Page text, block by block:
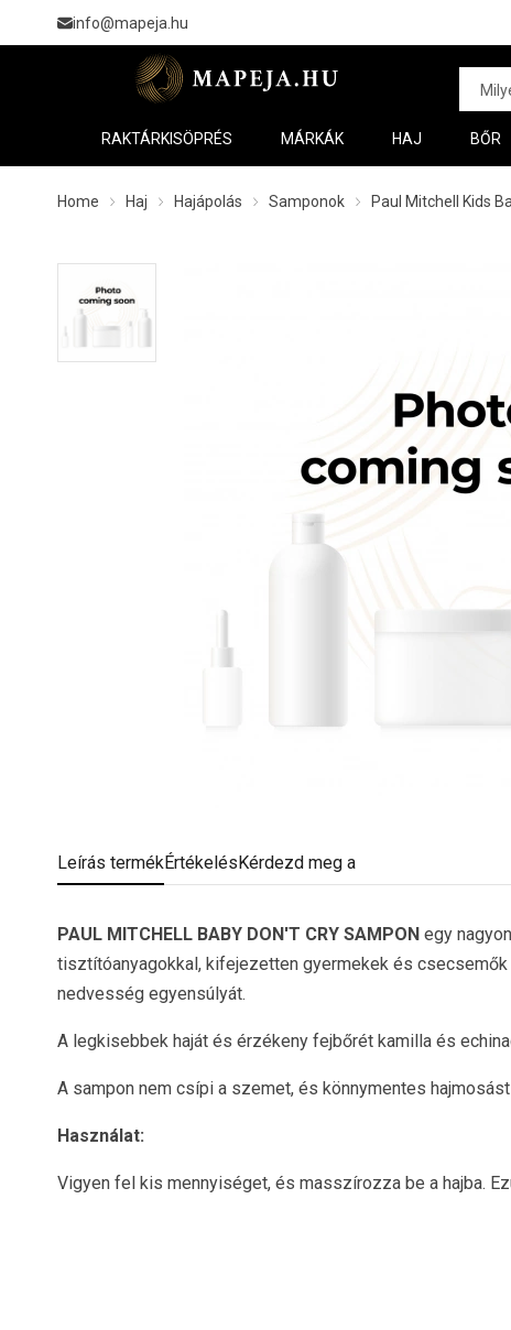
info@mapeja.hu
RAKTÁRKISÖPRÉS MÁRKÁK HAJ BŐR
Home Haj Hajápolás Samponok Paul Mitchell Kids
Leírás termékÉrtékelésKérdezd meg a
PAUL MITCHELL BABY DON'T CRY SAMPON egy
tisztítóanyagokkal, kifejezetten gyermekek és
nedvesség egyensúlyát.
A legkisebbek haját és érzékeny fejbőrét kamilla és
A sampon nem csípi a szemet, és könnymentes
Használat:
Vigyen fel kis mennyiséget, és masszírozza be a hajba.